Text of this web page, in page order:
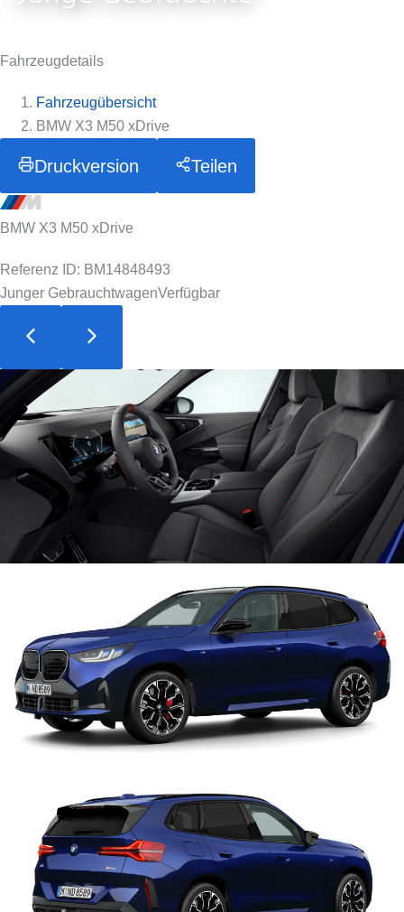
Fahrzeugdetails
Fahrzeugübersicht
BMW X3 M50 xDrive
Druckversion Teilen
BMW X3 M50 xDrive
Referenz ID: BM14848493
Junger GebrauchtwagenVerfügbar